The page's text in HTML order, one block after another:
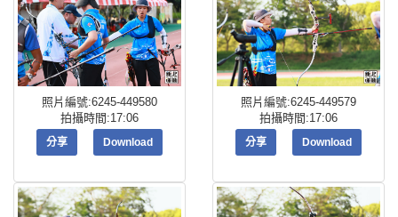
照片編號:6245-449580
拍攝時間:17:06
分享 Download
照片編號:6245-449579
拍攝時間:17:06
分享 Download